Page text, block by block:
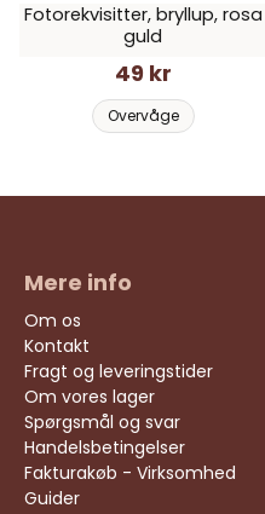
Fotorekvisitter, bryllup, rosa
guld
49 kr
Overvåge
Mere info
Om os
Kontakt
Fragt og leveringstider
Om vores lager
Spørgsmål og svar
Handelsbetingelser
Fakturakøb - Virksomhed
Guider